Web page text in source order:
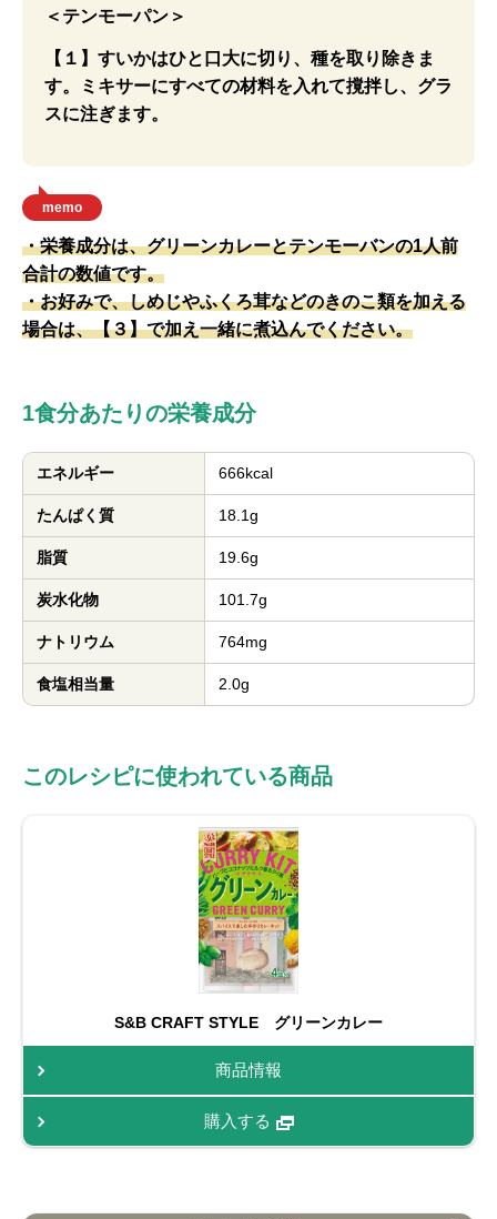
＜テンモーパン＞
【１】すいかはひと口大に切り、種を取り除きま
す。ミキサーにすべての材料を入れて撹拌し、グラ
スに注ぎます。
memo
・栄養成分は、グリーンカレーとテンモーバンの1人前
合計の数値です。
・お好みで、しめじやふくろ茸などのきのこ類を加える
場合は、【３】で加え一緒に煮込んでください。
1食分あたりの栄養成分
エネルギー 666kcal
たんぱく質 18.1g
脂質 19.6g
炭水化物 101.7g
ナトリウム 764mg
食塩相当量 2.0g
このレシピに使われている商品
S&B CRAFT STYLE グリーンカレー
商品情報
購入する